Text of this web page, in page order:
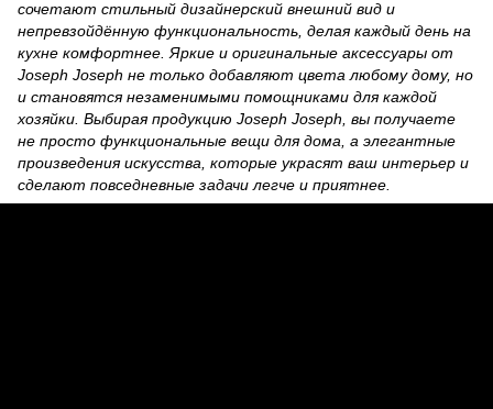
сочетают стильный дизайнерский внешний вид и
непревзойдённую функциональность, делая каждый день на
кухне комфортнее. Яркие и оригинальные аксессуары от
Joseph Joseph не только добавляют цвета любому дому, но
и становятся незаменимыми помощниками для каждой
хозяйки. Выбирая продукцию Joseph Joseph, вы получаете
не просто функциональные вещи для дома, а элегантные
произведения искусства, которые украсят ваш интерьер и
сделают повседневные задачи легче и приятнее.